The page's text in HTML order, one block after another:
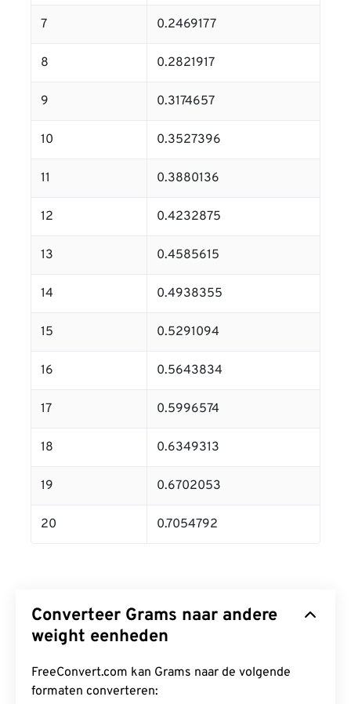
7 0.2469177
8 0.2821917
9 0.3174657
10 0.3527396
11 0.3880136
12 0.4232875
13 0.4585615
14 0.4938355
15 0.5291094
16 0.5643834
17 0.5996574
18 0.6349313
19 0.6702053
20 0.7054792
Converteer Grams naar andere
weight eenheden
FreeConvert.com kan Grams naar de volgende
formaten converteren: